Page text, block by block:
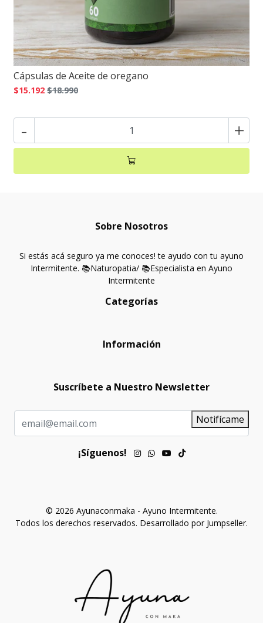
Cápsulas de Aceite de oregano
$15.192 $18.990
- +
Sobre Nosotros
Si estás acá seguro ya me conoces! te ayudo con tu ayuno
Intermitente. 📚Naturopatia/ 📚Especialista en Ayuno
Intermitente
Categorías
Información
Suscríbete a Nuestro Newsletter
Notifícame
¡Síguenos!
© 2026 Ayunaconmaka - Ayuno Intermitente.
Todos los derechos reservados. Desarrollado por Jumpseller.